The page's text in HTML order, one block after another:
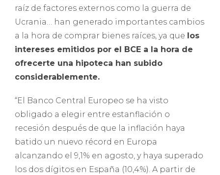
raíz de factores externos como la guerra de
Ucrania… han generado importantes cambios
a la hora de comprar bienes raíces, ya que los
intereses emitidos por el BCE a la hora de
ofrecerte una hipoteca han subido
considerablemente.
“El Banco Central Europeo se ha visto
obligado a elegir entre estanflación o
recesión después de que la inflación haya
batido un nuevo récord en Europa
alcanzando el 9,1% en agosto, y haya superado
los dos dígitos en España (10,4%). A partir de